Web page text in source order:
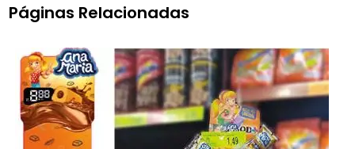
Páginas Relacionadas